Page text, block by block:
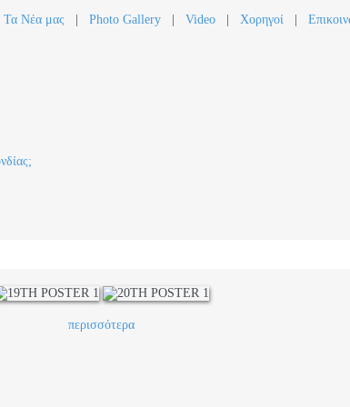
Τα Νέα μας Photo Gallery Video Χορηγοί
περισσότερα